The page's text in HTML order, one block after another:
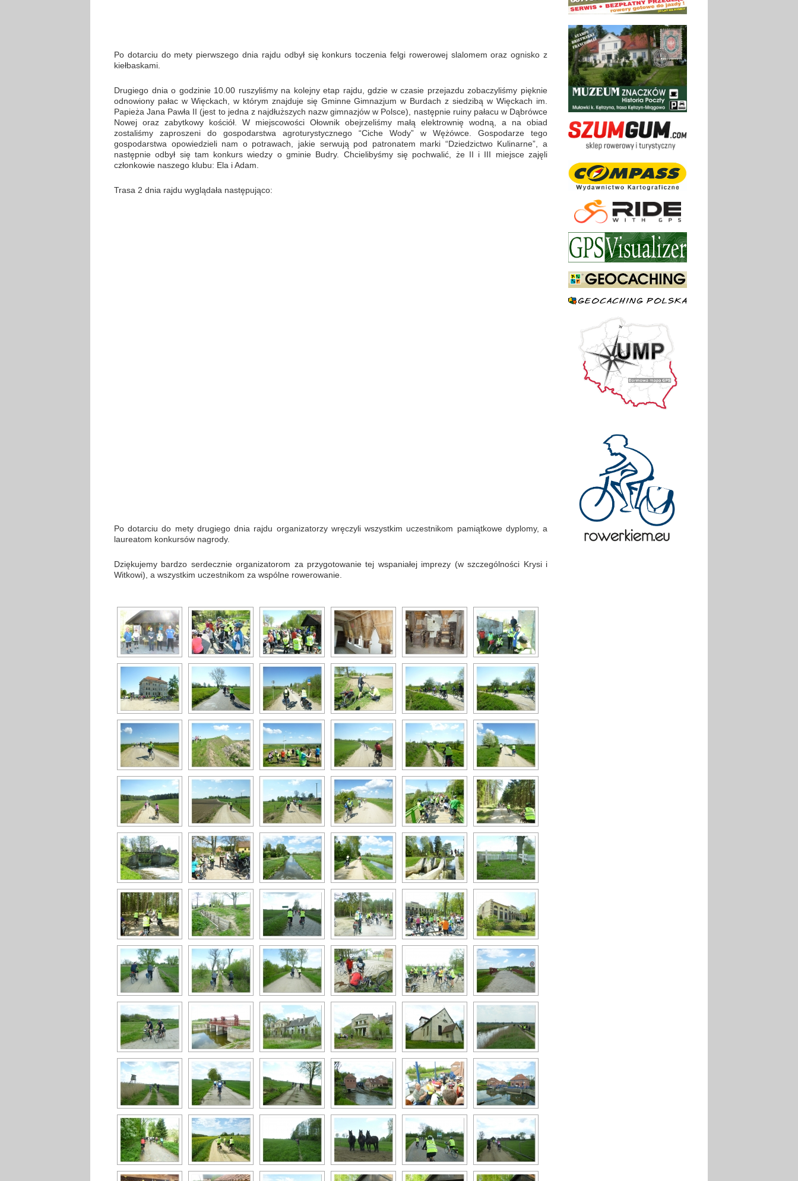
Po dotarciu do mety pierwszego dnia rajdu odbył się konkurs toczenia felgi rowerowej slalomem oraz ognisko z
kiełbaskami.
Drugiego dnia o godzinie 10.00 ruszyliśmy na kolejny etap rajdu, gdzie w czasie przejazdu zobaczyliśmy pięknie
odnowiony pałac w Więckach, w którym znajduje się Gminne Gimnazjum w Burdach z siedzibą w Więckach im.
Papieża Jana Pawła II (jest to jedna z najdłuższych nazw gimnazjów w Polsce), następnie ruiny pałacu w Dąbrówce
Nowej oraz zabytkowy kościół. W miejscowości Ołownik obejrzeliśmy małą elektrownię wodną, a na obiad
zostaliśmy zaproszeni do gospodarstwa agroturystycznego “Ciche Wody” w Wężówce. Gospodarze tego
gospodarstwa opowiedzieli nam o potrawach, jakie serwują pod patronatem marki “Dziedzictwo Kulinarne”, a
następnie odbył się tam konkurs wiedzy o gminie Budry. Chcielibyśmy się pochwalić, że II i III miejsce zajęli
członkowie naszego klubu: Ela i Adam.
Trasa 2 dnia rajdu wyglądała następująco:
Po dotarciu do mety drugiego dnia rajdu organizatorzy wręczyli wszystkim uczestnikom pamiątkowe dyplomy, a
laureatom konkursów nagrody.
Dziękujemy bardzo serdecznie organizatorom za przygotowanie tej wspaniałej imprezy (w szczególności Krysi i
Witkowi), a wszystkim uczestnikom za wspólne rowerowanie.